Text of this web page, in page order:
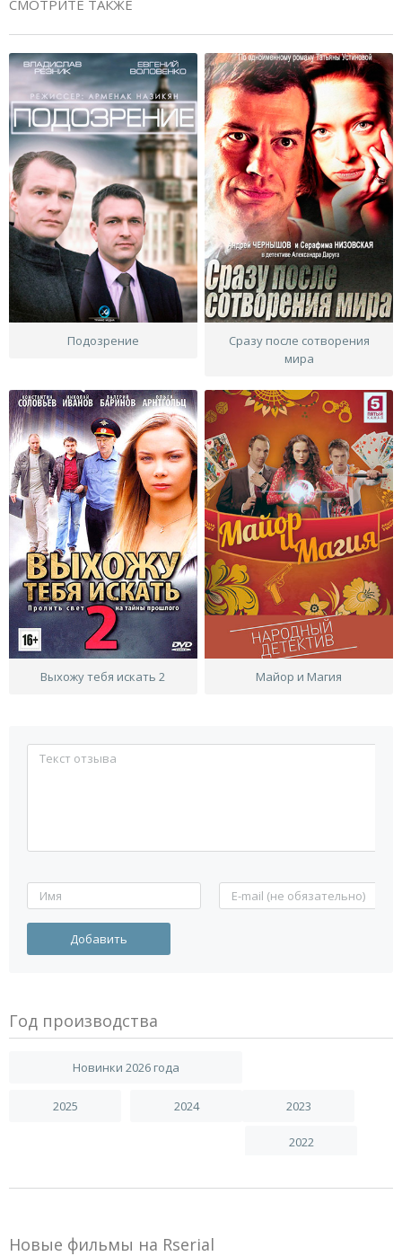
СМОТРИТЕ ТАКЖЕ
Подозрение
Сразу после сотворения
мира
Выхожу тебя искать 2 Майор и Магия
Год производства
Новинки 2026 года
2025 2024 2023
2022
Новые фильмы на Rserial